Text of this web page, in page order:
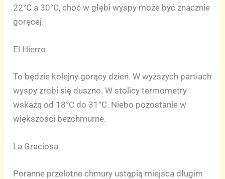
22°C a 30°C, choć w głębi wyspy może być znacznie
goręcej.
El Hierro
To będzie kolejny gorący dzień. W wyższych partiach
wyspy zrobi się duszno. W stolicy termometry
wskażą od 18°C do 31°C. Niebo pozostanie w
większości bezchmurne.
La Graciosa
Poranne przelotne chmury ustąpią miejsca długim